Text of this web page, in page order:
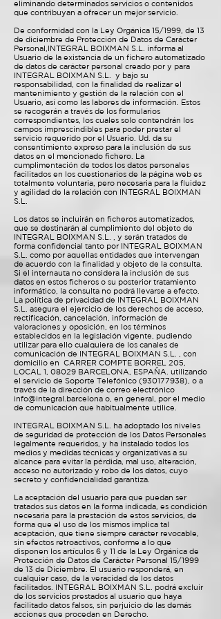
eliminando determinados servicios o contenidos
que contribuyan a ofrecer un mejor servicio.
De conformidad con la Ley Orgánica 15/1999, de 13
de diciembre de Protección de Datos de Carácter
Personal,INTEGRAL BOIXMAN S.L. informa al
Usuario de la existencia de un fichero automatizado
de datos de carácter personal creado por y para
INTEGRAL BOIXMAN S.L. y bajo su
responsabilidad, con la finalidad de realizar el
mantenimiento y gestión de la relación con el
Usuario, así como las labores de información. Estos
se recogerán a través de los formularios
correspondientes, los cuales solo contendrán los
campos imprescindibles para poder prestar el
servicio requerido por el Usuario. Ud. da su
consentimiento expreso para la inclusión de sus
datos en el mencionado fichero. La
cumplimentación de todos los datos personales
facilitados en los cuestionarios de la página web es
totalmente voluntaria, pero necesaria para la fluidez
y agilidad de la relación con INTEGRAL BOIXMAN
S.L.
Los datos se incluirán en ficheros automatizados,
que se destinarán al cumplimiento del objeto de
INTEGRAL BOIXMAN S.L. , y serán tratados de
forma confidencial tanto por INTEGRAL BOIXMAN
S.L. como por aquellas entidades que intervengan
de acuerdo con la finalidad y objeto de la consulta.
Si el internauta no considera la inclusión de sus
datos en estos ficheros o su posterior tratamiento
informático, la consulta no podrá llevarse a efecto.
La política de privacidad de INTEGRAL BOIXMAN
S.L. asegura el ejercicio de los derechos de acceso,
rectificación, cancelación, información de
valoraciones y oposición, en los términos
establecidos en la legislación vigente, pudiendo
utilizar para ello cualquiera de los canales de
comunicación de INTEGRAL BOIXMAN S.L. , con
domicilio en CARRER COMPTE BORREL 205,
LOCAL 1, 08029 BARCELONA, ESPAÑA. utilizando
el servicio de Soporte Telefónico (930177938) , o a
través de la dirección de correo electrónico
info@integral.barcelona o, en general, por el medio
de comunicación que habitualmente utilice.
INTEGRAL BOIXMAN S.L. ha adoptado los niveles
de seguridad de protección de los Datos Personales
legalmente requeridos, y ha instalado todos los
medios y medidas técnicas y organizativas a su
alcance para evitar la pérdida, mal uso, alteración,
acceso no autorizado y robo de los datos, cuyo
secreto y confidencialidad garantiza.
La aceptación del usuario para que puedan ser
tratados sus datos en la forma indicada, es condición
necesaria para la prestación de estos servicios, de
forma que el uso de los mismos implica tal
aceptación, que tiene siempre carácter revocable,
sin efectos retroactivos, conforme a lo que
disponen los artículos 6 y 11 de la Ley Orgánica de
Protección de Datos de Carácter Personal 15/1999
de 13 de Diciembre. El usuario responderá, en
cualquier caso, de la veracidad de los datos
facilitados. INTEGRAL BOIXMAN S.L. podrá excluir
de los servicios prestados al usuario que haya
facilitado datos falsos, sin perjuicio de las demás
acciones que procedan en Derecho.